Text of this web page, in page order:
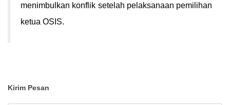
menimbulkan konflik setelah pelaksanaan pemilihan
ketua OSIS.
Kirim Pesan